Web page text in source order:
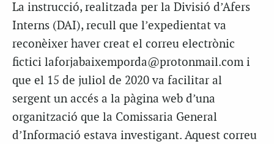
La instrucció, realitzada per la Divisió d’Afers
Interns (DAI), recull que l’expedientat va
reconèixer haver creat el correu electrònic
fictici laforjabaixemporda@protonmail.com i
que el 15 de juliol de 2020 va facilitar al
sergent un accés a la pàgina web d’una
organització que la Comissaria General
d’Informació estava investigant. Aquest correu